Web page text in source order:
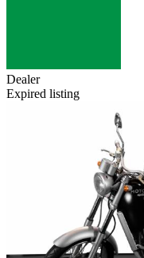
Dealer
Expired listing